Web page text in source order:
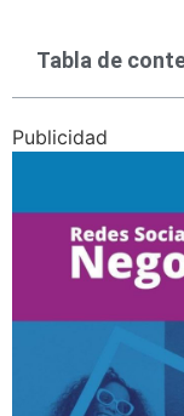
Tabla de
Publicidad